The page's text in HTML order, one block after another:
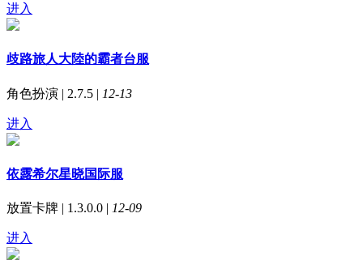
进入
歧路旅人大陸的霸者台服
角色扮演 | 2.7.5 | 12-13
进入
依露希尔星晓国际服
放置卡牌 | 1.3.0.0 | 12-09
进入